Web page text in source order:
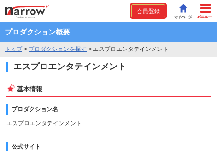
会員登録
プロダクション概要
トップ> プロダクションを探す > エスプロエンタテインメント
エスプロエンタテインメント
基本情報
プロダクション名
エスプロエンタテインメント
公式サイト